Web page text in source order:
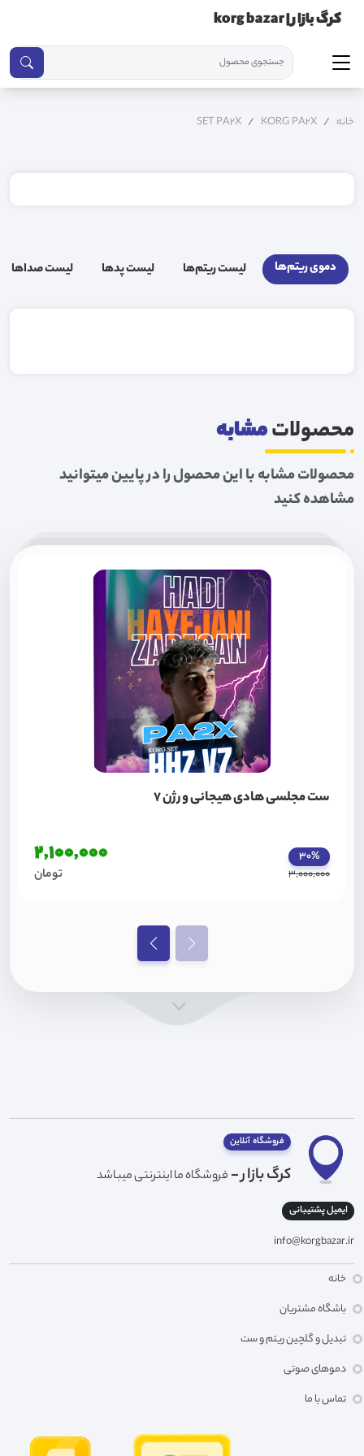
کرگ بازار | korg bazar
خانه KORG PA2X
SET PA2X
دموی ریتم‌ها لیست ریتم‌ها لیست پد‌ها لیست صدا‌ها
محصولاتمشابه
محصولات مشابه با این محصول را در پایین میتوانید
مشاهده کنید
ست مجلسی هادی هیجانی ورژن 7
30%
3,000,000
2,100,000
تومان
فروشگاه آنلاین
کرگ بازار - فروشگاه ما اینترنتی میباشد
ایمیل پشتیبانی
info@korgbazar.ir
خانه
باشگاه مشتریان
تبدیل و گلچین ریتم و ست
دموهای صوتی
تماس با ما